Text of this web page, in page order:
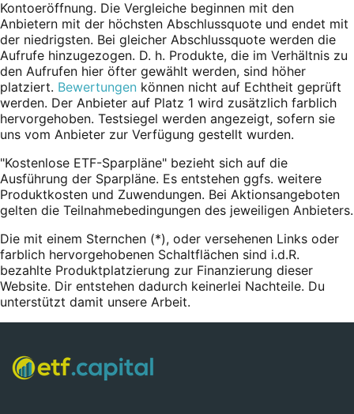
Kontoeröffnung. Die Vergleiche beginnen mit den
Anbietern mit der höchsten Abschlussquote und endet mit
der niedrigsten. Bei gleicher Abschlussquote werden die
Aufrufe hinzugezogen. D. h. Produkte, die im Verhältnis zu
den Aufrufen hier öfter gewählt werden, sind höher
platziert. Bewertungen können nicht auf Echtheit geprüft
werden. Der Anbieter auf Platz 1 wird zusätzlich farblich
hervorgehoben. Testsiegel werden angezeigt, sofern sie
uns vom Anbieter zur Verfügung gestellt wurden.
"Kostenlose ETF-Sparpläne" bezieht sich auf die
Ausführung der Sparpläne. Es entstehen ggfs. weitere
Produktkosten und Zuwendungen. Bei Aktionsangeboten
gelten die Teilnahmebedingungen des jeweiligen Anbieters.
Die mit einem Sternchen (*), oder versehenen Links oder
farblich hervorgehobenen Schaltflächen sind i.d.R.
bezahlte Produktplatzierung zur Finanzierung dieser
Website. Dir entstehen dadurch keinerlei Nachteile. Du
unterstützt damit unsere Arbeit.